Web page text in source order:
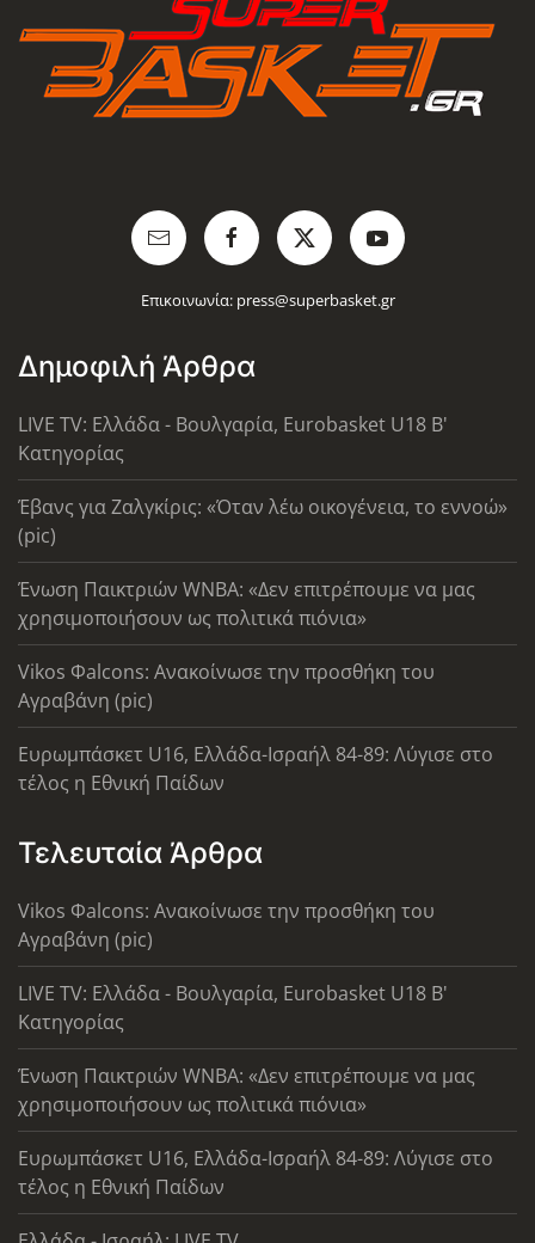
Επικοινωνία: press@superbasket.gr
Δημοφιλή Άρθρα
LIVE TV: Ελλάδα - Βουλγαρία, Eurobasket U18 Β'
Κατηγορίας
Έβανς για Ζαλγκίρις: «Όταν λέω οικογένεια, το εννοώ»
(pic)
Ένωση Παικτριών WNBA: «Δεν επιτρέπουμε να μας
χρησιμοποιήσουν ως πολιτικά πιόνια»
Vikos Φalcons: Ανακοίνωσε την προσθήκη του
Αγραβάνη (pic)
Ευρωμπάσκετ U16, Ελλάδα-Ισραήλ 84-89: Λύγισε στο
τέλος η Εθνική Παίδων
Τελευταία Άρθρα
Vikos Φalcons: Ανακοίνωσε την προσθήκη του
Αγραβάνη (pic)
LIVE TV: Ελλάδα - Βουλγαρία, Eurobasket U18 Β'
Κατηγορίας
Ένωση Παικτριών WNBA: «Δεν επιτρέπουμε να μας
χρησιμοποιήσουν ως πολιτικά πιόνια»
Ευρωμπάσκετ U16, Ελλάδα-Ισραήλ 84-89: Λύγισε στο
τέλος η Εθνική Παίδων